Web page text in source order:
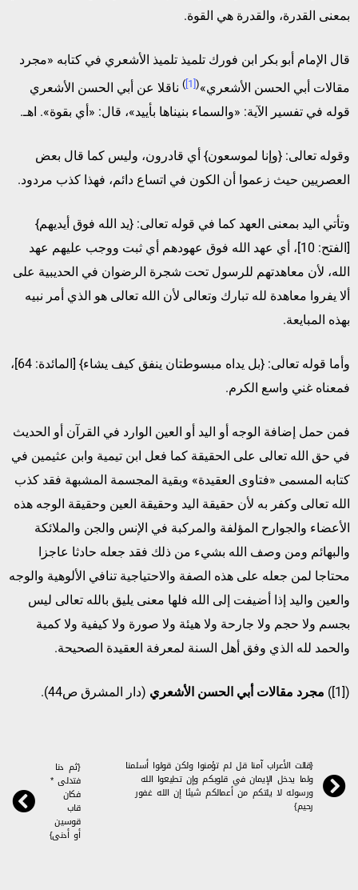
بمعنى القدرة، والقدرة هي القوة.
قال الإمام أبو بكر ابن فورك تلميذ تلميذ الأشعري في كتابه «مجرد
مقالات أبي الحسن الأشعري»(
) ناقلا عن أبي الحسن الأشعري
قوله في تفسير الآية: «والسماء بنيناها بأييد»، قال: «أي بقوة». اهـ.
وقوله تعالى: {وإنا لموسعون} أي قادرون، وليس كما قال بعض
العصريين حيث زعموا أن الكون في اتساع دائم، فهذا كذب مردود.
وتأتي اليد بمعنى العهد كما في قوله تعالى: {يد الله فوق أيديهم}
[الفتح: 10]، أي عهد الله فوق عهودهم أي ثبت ووجب عليهم عهد
الله، لأن معاهدتهم للرسول تحت شجرة الرضوان في الحديبية على
ألا يفروا معاهدة لله تبارك وتعالى لأن الله تعالى هو الذي أمر نبيه
بهذه المبايعة.
وأما قوله تعالى: {بل يداه مبسوطتان ينفق كيف يشاء} [المائدة: 64]،
فمعناه غني واسع الكرم.
فمن حمل إضافة الوجه أو اليد أو العين الوارد في القرآن أو الحديث
في حق الله تعالى على الحقيقة كما فعل ابن تيمية وابن عثيمين في
كتابه المسمى «فتاوى العقيدة» وبقية المجسمة المشبهة فقد كذب
الله تعالى وكفر به لأن حقيقة اليد وحقيقة العين وحقيقة الوجه هذه
الأعضاء والجوارح المؤلفة والمركبة في الإنس والجن والملائكة
والبهائم ومن وصف الله بشيء من ذلك فقد جعله حادثا عاجزا
محتاجا لمن جعله على هذه الصفة والاحتياجية تنافي الألوهية والوجه
والعين واليد إذا أضيفت إلى الله فلها معنى يليق بالله تعالى ليس
بجسم ولا حجم ولا جارحة ولا هيئة ولا صورة ولا كيفية ولا كمية
والحمد لله الذي وفق أهل السنة لمعرفة العقيدة الصحيحة.
([1]) مجرد مقالات أبي الحسن الأشعري (دار المشرق ص44).
{قالت الأعراب آمنا قل لم تؤمنوا ولكن قولوا أسلمنا
ولما يدخل الإيمان في قلوبكم وإن تطيعوا الله
ورسوله لا يلتكم من أعمالكم شيئا إن الله غفور
رحيم}
{ثم دنا
فتدلى *
فكان
قاب
قوسين
أو أدنى}